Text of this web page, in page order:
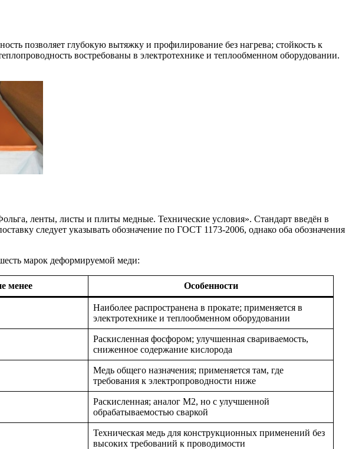
позволяет глубокую вытяжку и профилирование без нагрева; стойкость к
востребованы в электротехнике и теплообменном оборудовании.
ленты, листы и плиты медные. Технические условия». Стандарт введён в
следует указывать обозначение по ГОСТ 1173-2006, однако оба обозначения
марок деформируемой меди:
менее Особенности
Наиболее распространена в прокате; применяется в
электротехнике и теплообменном оборудовании
Раскисленная фосфором; улучшенная свариваемость,
сниженное содержание кислорода
Медь общего назначения; применяется там, где
требования к электропроводности ниже
Раскисленная; аналог М2, но с улучшенной
обрабатываемостью сваркой
Техническая медь для конструкционных применений без
высоких требований к проводимости